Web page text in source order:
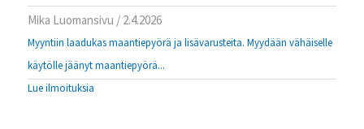
Mika Luomansivu / 2.4.2026
Myyntiin laadukas maantiepyörä ja lisävarusteita. Myydään vähäiselle
käytölle jäänyt maantiepyörä...
Lue ilmoituksia